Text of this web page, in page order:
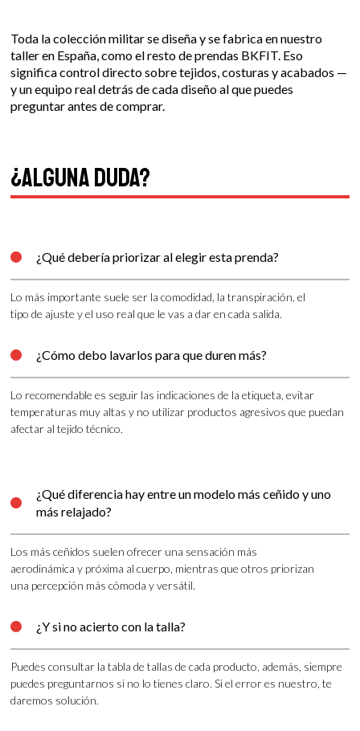
Toda la colección militar se diseña y se fabrica en nuestro
taller en España, como el resto de prendas BKFIT. Eso
significa control directo sobre tejidos, costuras y acabados —
y un equipo real detrás de cada diseño al que puedes
preguntar antes de comprar.
¿Alguna duda?
 ¿Qué debería priorizar al elegir esta prenda?
Lo más importante suele ser la comodidad, la transpiración, el
tipo de ajuste y el uso real que le vas a dar en cada salida.
 ¿Cómo debo lavarlos para que duren más?
Lo recomendable es seguir las indicaciones de la etiqueta, evitar
temperaturas muy altas y no utilizar productos agresivos que puedan
afectar al tejido técnico.

¿Qué diferencia hay entre un modelo más ceñido y uno
más relajado?
Los más ceñidos suelen ofrecer una sensación más
aerodinámica y próxima al cuerpo, mientras que otros priorizan
una percepción más cómoda y versátil.
 ¿Y si no acierto con la talla?
Puedes consultar la tabla de tallas de cada producto, además, siempre
puedes preguntarnos si no lo tienes claro. Si el error es nuestro, te
daremos solución.